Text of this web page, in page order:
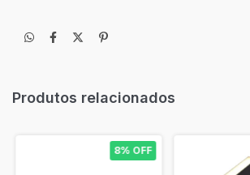
Produtos relacionados
8% OFF